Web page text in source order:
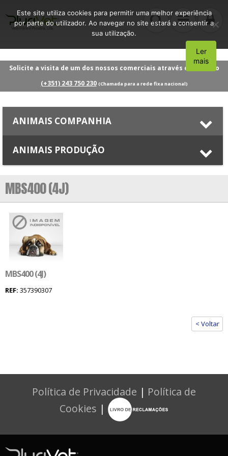
Solicite a visita de um dos nossos comerciais através do número
(+351) 243 750 230 (Chamada para a rede fixa nacional)
ANIMAIS COMPANHIA
ANIMAIS PRODUÇÃO
MBS400 (4J)
MBS400 (4J)
REF: 357390307
< Voltar
Política de Privacidade | Política de
Cookies |
Este site utiliza cookies para permitir uma melhor experiência
por parte do utilizador. Ao navegar no site estará a consentir a
sua utilização.
Aceito
Ler
mais